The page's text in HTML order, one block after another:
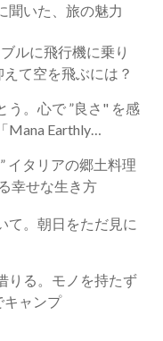
聞いた、旅の魅力
ルに飛行機に乗り
て空を飛ぶには？
う。心で ”良さ" を感
Mana Earthly
イタリアの郷土料理
幸せな生き方
て。朝日をただ見に
りる。モノを持たず
キャンプ